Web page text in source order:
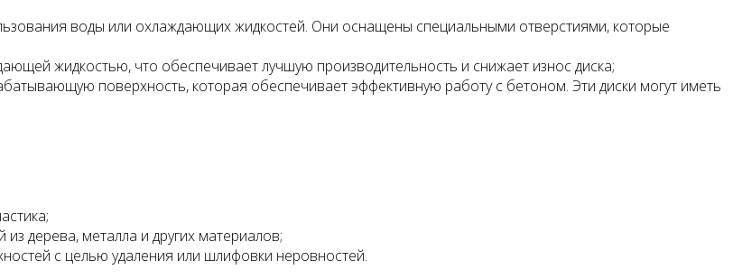
воды или охлаждающих жидкостей. Они оснащены специальными отверстиями, которые
жидкостью, что обеспечивает лучшую производительность и снижает износ диска;
поверхность, которая обеспечивает эффективную работу с бетоном. Эти диски могут иметь
дерева, металла и других материалов;
с целью удаления или шлифовки неровностей.